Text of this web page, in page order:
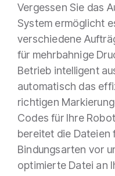
Vergessen Sie das
System ermöglicht
verschiedene
für mehrbahnige
Betrieb intelligent
automatisch das
richtigen
Codes für Ihre
bereitet die Dateien
Bindungsarten vor
optimierte Datei an